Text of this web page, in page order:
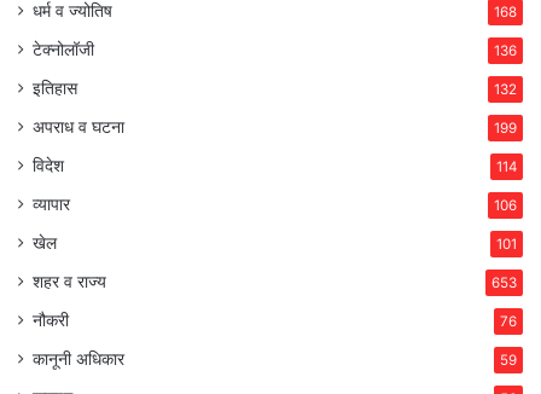
धर्म व ज्योतिष 168
टेक्नोलॉजी 136
इतिहास 132
अपराध व घटना 199
विदेश 114
व्यापार 106
खेल 101
शहर व राज्य 653
नौकरी 76
कानूनी अधिकार 59